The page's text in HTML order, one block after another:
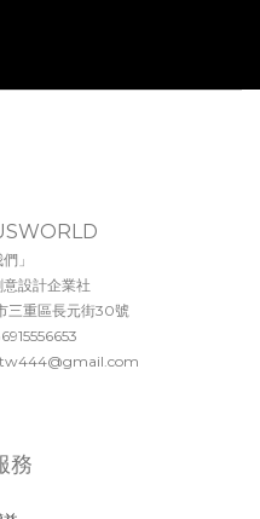
」
設計企業社
三重區長元街30號
務